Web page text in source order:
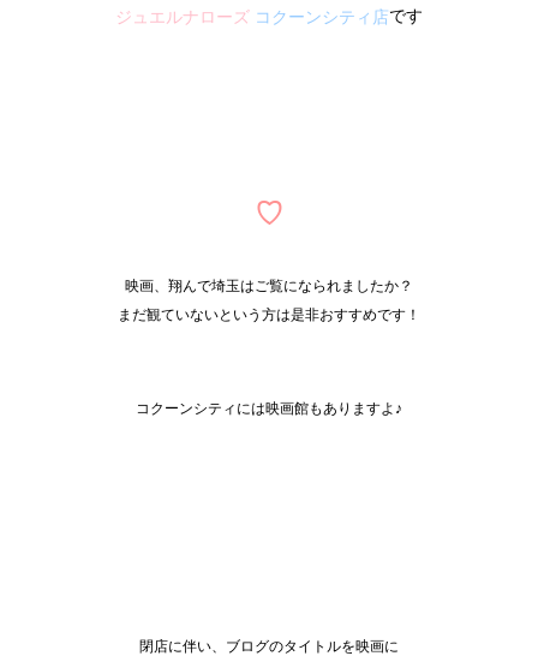
ジュエルナローズ コクーンシティ店です
♡
映画、翔んで埼玉はご覧になられましたか？
まだ観ていないという方は是非おすすめです！
コクーンシティには映画館もありますよ♪
閉店に伴い、ブログのタイトルを映画に